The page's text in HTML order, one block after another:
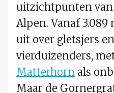
uitzichtpunten van
Alpen. Vanaf
uit over gletsjers
vierduizenders,
Matterhorn als
Maar de